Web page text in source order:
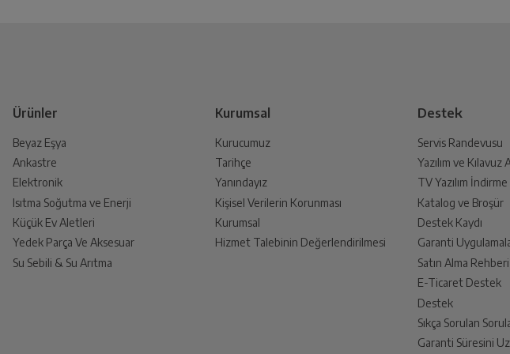
İşlemci
2.4
Ürünü Yetkili Servise Teslim Edin
Ürünü eksiksiz ve hasarsız olarak faturası ile birlikte yetkili servise teslim edin.
Yetkili servis gerekli kontrolleri sağladıktan sonra İade süreciniz
Ürünler
Beyaz Eşya
Ankastre
Elektronik
Isıtma Soğutma ve Enerji
Küçük Ev Aletleri
Yedek Parça Ve Aksesuar
Su Sebili & Su Arıtma
Kurumsal
Kurucumuz
Tarihçe
Yanındayız
Kişisel Verilerin Korunması
Kurumsal
Hizmet Talebinin Değerlendirilmesi
Destek
Servis Randevusu
Yazılım ve Kılavuz
TV Yazılım
Katalog ve Broşür
Destek Kaydı
Garanti
Satın Alma Rehberi
E-Ticaret Destek
Destek
Sıkça Sorulan
Garanti Süresini